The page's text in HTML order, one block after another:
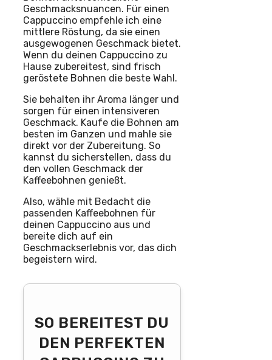
Geschmacksnuancen. Für einen
Cappuccino empfehle ich eine
mittlere Röstung, da sie einen
ausgewogenen Geschmack bietet.
Wenn du deinen Cappuccino zu
Hause zubereitest, sind frisch
geröstete Bohnen die beste Wahl.
Sie behalten ihr Aroma länger und
sorgen für einen intensiveren
Geschmack. Kaufe die Bohnen am
besten im Ganzen und mahle sie
direkt vor der Zubereitung. So
kannst du sicherstellen, dass du
den vollen Geschmack der
Kaffeebohnen genießt.
Also, wähle mit Bedacht die
passenden Kaffeebohnen für
deinen Cappuccino aus und
bereite dich auf ein
Geschmackserlebnis vor, das dich
begeistern wird.
SO BEREITEST DU
DEN PERFEKTEN